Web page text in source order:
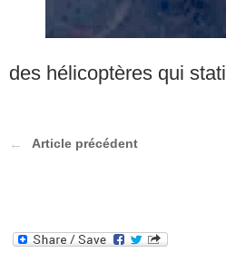
des hélicoptères qui
Article précédent